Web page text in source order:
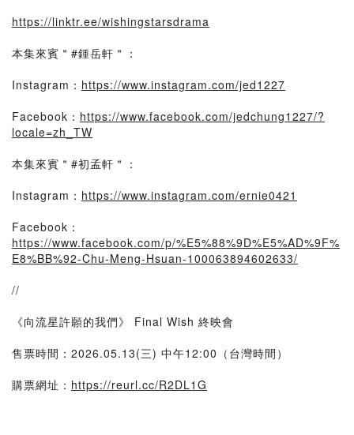
https://linktr.ee/wishingstarsdrama
本集來賓＂#鍾岳軒＂：
Instagram： https://www.instagram.com/jed1227
Facebook： https://www.facebook.com/jedchung1227/?
locale=zh_TW
本集來賓＂#初孟軒＂：
Instagram： https://www.instagram.com/ernie0421
Facebook：
https://www.facebook.com/p/%E5%88%9D%E5%AD%9F%
E8%BB%92-Chu-Meng-Hsuan-100063894602633/
//
《向流星許願的我們》 Final Wish 終映會
售票時間：2026.05.13(三) 中午12:00（台灣時間）
購票網址： https://reurl.cc/R2DL1G